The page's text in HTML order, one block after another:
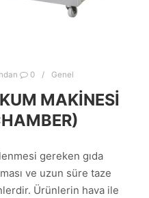
0 Genel
MAKINESI
gereken gıda
ve uzun süre taze
Ürünlerin hava ile